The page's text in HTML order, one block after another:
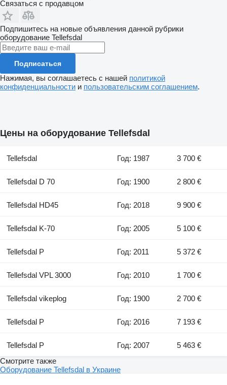
Связаться с продавцом
Подпишитесь на новые объявления данной рубрики
оборудование Tellefsdal
Подписаться
Нажимая, вы соглашаетесь с нашей политикой
конфиденциальности и пользовательским соглашением.
Цены на оборудование Tellefsdal
Tellefsdal Год: 1987 3 700 €
Tellefsdal D 70 Год: 1900 2 800 €
Tellefsdal HD45 Год: 2018 9 900 €
Tellefsdal K-70 Год: 2005 5 100 €
Tellefsdal P Год: 2011 5 372 €
Tellefsdal VPL 3000 Год: 2010 1 700 €
Tellefsdal vikeplog Год: 1900 2 700 €
Tellefsdal P Год: 2016 7 193 €
Tellefsdal P Год: 2007
5 463 €
Смотрите также
Оборудование Tellefsdal в Украине